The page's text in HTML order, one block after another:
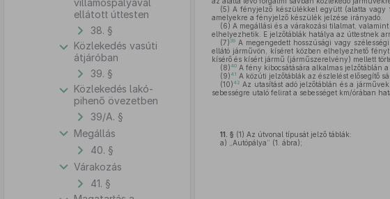
villamospályával
ellátott úttesten
38. §
Közlekedés vasúti
átjáróban
39. §
Közlekedés lakó-
pihenő övezetben
39/A. §
Megállás
40. §
Várakozás
41. §
(5) A fényjelző készülékkel együtt (alatta vagy
amelyekre a fényjelző készülék jelzése irányadó.
(6) A megállási és a várakozási tilalmat,
elhelyezhetik. E jelzőtáblák hatálya az úttestnek
(7) 39A megengedett hosszúsági vagy
ellátó járművön, kíséret közben elhelyezhető
kísérő és kísért jármű (járműszerelvény) mellett
(8)40A fény kibocsátására alkalmas jelzőtáblán
(9)41 A közúti jelzőtáblák az észlelést elősegítő
(10)42 Az utasítást adó jelzőtáblán és a
sebességre utaló felirat a sebességet km/órában
11. § (1) Az útvonal típusát jelző táblák:
a) „Autópálya” (1. ábra);